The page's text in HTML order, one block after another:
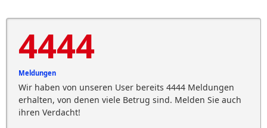
4444
Meldungen
Wir haben von unseren User bereits 4444 Meldungen
erhalten, von denen viele Betrug sind. Melden Sie auch
ihren Verdacht!